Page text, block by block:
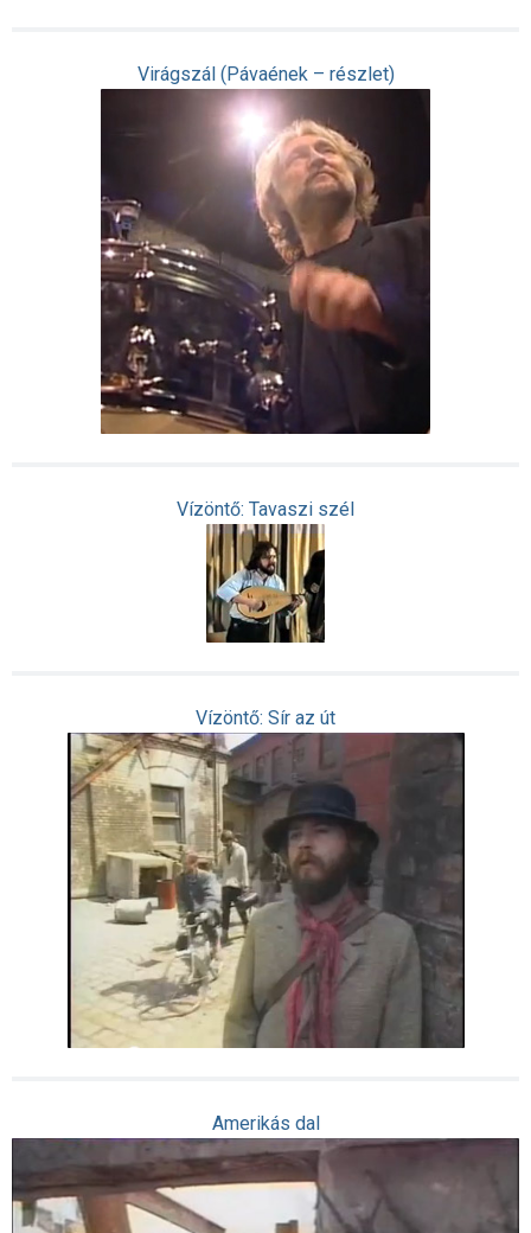
Virágszál (Pávaének – részlet)
Vízöntő: Tavaszi szél
Vízöntő: Sír az út
Amerikás dal